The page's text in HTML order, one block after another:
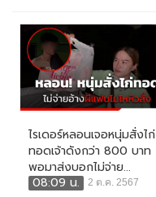
ไรเดอร์หลอนเจอหนุ่มสั่งไก่
ทอดเจ้าดังกว่า 800 บาท
พอมาส่งบอกไม่จ่าย...
08:09 น.
2 ต.ค. 2567